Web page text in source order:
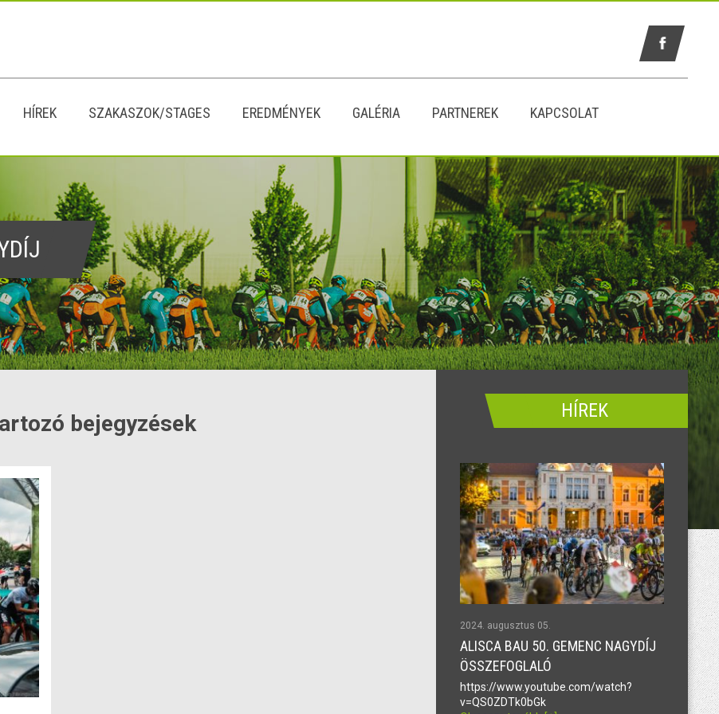
HÍREK SZAKASZOK/STAGES EREDMÉNYEK GALÉRIA PARTNEREK KAPCSOLAT
bejegyzések
HÍREK
2024. augusztus 05.
ALISCA BAU 50. GEMENC NAGYDÍJ
ÖSSZEFOGLALÓ
https://www.youtube.com/watch?
v=QS0ZDTk0bGk